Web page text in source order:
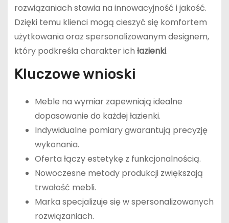
rozwiązaniach stawia na innowacyjność i jakość.
Dzięki temu klienci mogą cieszyć się komfortem
użytkowania oraz spersonalizowanym designem,
który podkreśla charakter ich łazienki.
Kluczowe wnioski
Meble na wymiar zapewniają idealne
dopasowanie do każdej łazienki.
Indywidualne pomiary gwarantują precyzję
wykonania.
Oferta łączy estetykę z funkcjonalnością.
Nowoczesne metody produkcji zwiększają
trwałość mebli.
Marka specjalizuje się w spersonalizowanych
rozwiązaniach.